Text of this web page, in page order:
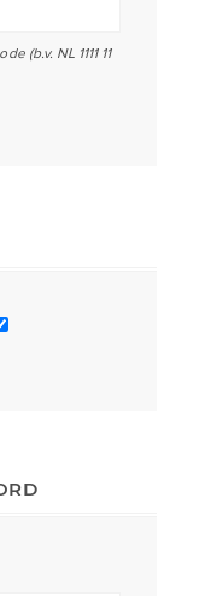
(b.v. NL 1111 11